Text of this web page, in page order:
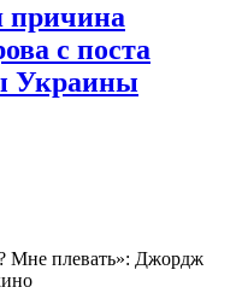
причина
с поста
Украины
Мне плевать»: Джордж